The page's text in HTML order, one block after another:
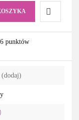
Do
punktów
(dodaj)